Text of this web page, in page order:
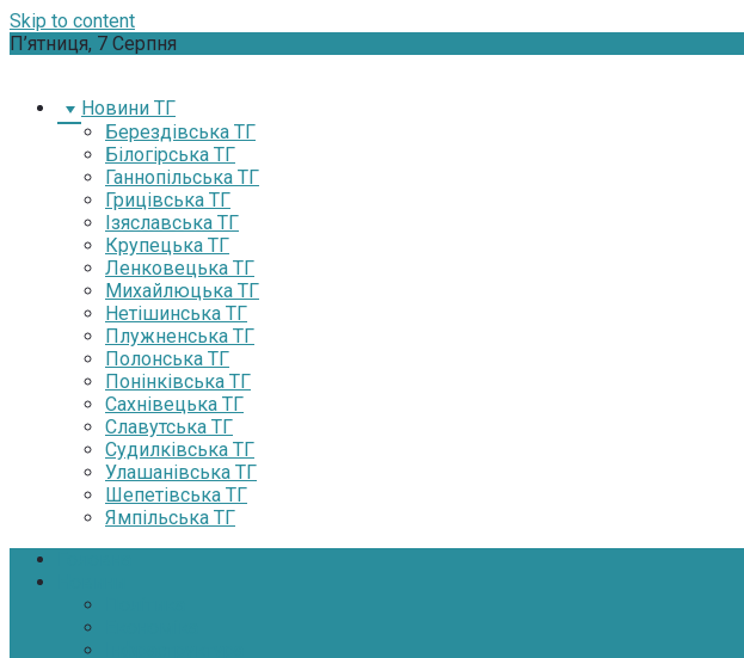
Skip to content
П’ятниця, 7 Серпня
Новини ТГ
Берездівська ТГ
Білогірська ТГ
Ганнопільська ТГ
Грицівська ТГ
Ізяславська ТГ
Крупецька ТГ
Ленковецька ТГ
Михайлюцька ТГ
Нетішинська ТГ
Плужненська ТГ
Полонська ТГ
Понінківська ТГ
Сахнівецька ТГ
Славутська ТГ
Судилківська ТГ
Улашанівська ТГ
Шепетівська ТГ
Ямпільська ТГ